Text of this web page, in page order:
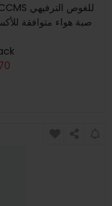
صبة هواء متوافقة